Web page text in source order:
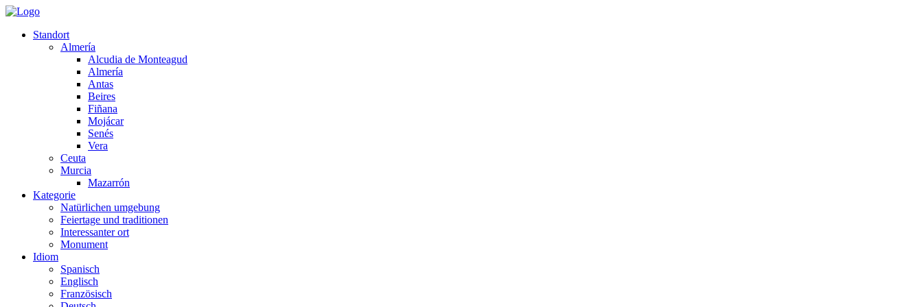
Standort
Almería
Alcudia de Monteagud
Almería
Antas
Beires
Fiñana
Mojácar
Senés
Vera
Ceuta
Murcia
Mazarrón
Kategorie
Natürlichen umgebung
Feiertage und traditionen
Interessanter ort
Monument
Idiom
Spanisch
Englisch
Französisch